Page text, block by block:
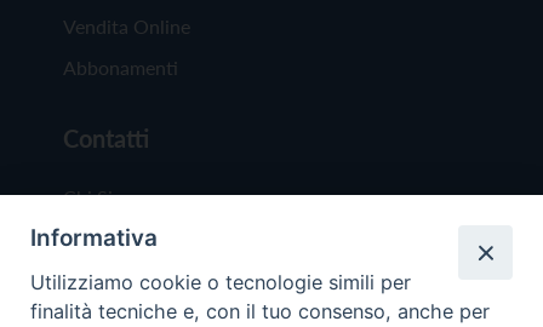
Vendita Online
Abbonamenti
Contatti
Chi Siamo
Redazione
Scrivici
Informativa
Utilizziamo cookie o tecnologie simili per
finalità tecniche e, con il tuo consenso, anche per